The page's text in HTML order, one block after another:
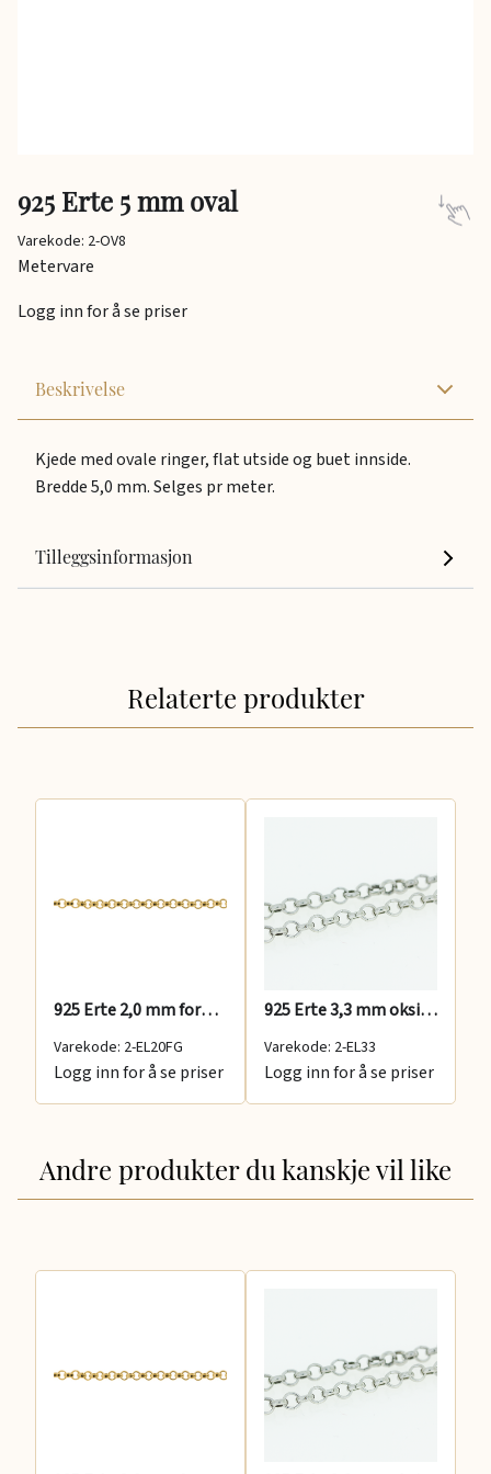
925 Erte 5 mm oval
Varekode: 2-OV8
Metervare
Logg inn for å se priser
Beskrivelse
Kjede med ovale ringer, flat utside og buet innside.
Bredde 5,0 mm. Selges pr meter.
Tilleggsinformasjon
Relaterte produkter
925 Erte 2,0 mm forgylt
Varekode: 2-EL20FG
Logg inn for å se priser
925 Erte 3,3 mm oksidert
Varekode: 2-EL33
Logg inn for å se priser
Andre produkter du kanskje vil like